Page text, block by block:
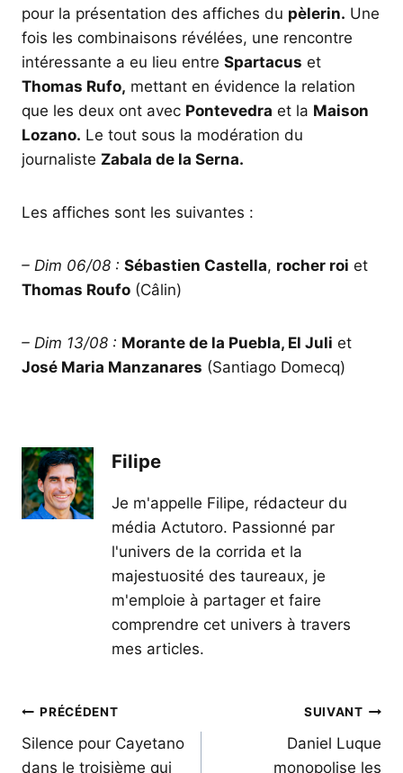
pour la présentation des affiches du pèlerin. Une
fois les combinaisons révélées, une rencontre
intéressante a eu lieu entre Spartacus et
Thomas Rufo, mettant en évidence la relation
que les deux ont avec Pontevedra et la Maison
Lozano. Le tout sous la modération du
journaliste Zabala de la Serna.
Les affiches sont les suivantes :
– Dim 06/08 : Sébastien Castella, rocher roi et
Thomas Roufo (Câlin)
– Dim 13/08 : Morante de la Puebla, El Juli et
José Maria Manzanares (Santiago Domecq)
Filipe
Je m'appelle Filipe, rédacteur du
média Actutoro. Passionné par
l'univers de la corrida et la
majestuosité des taureaux, je
m'emploie à partager et faire
comprendre cet univers à travers
mes articles.
Navigation
de
PRÉCÉDENT
Silence pour Cayetano
dans le troisième qui
SUIVANT
Daniel Luque
monopolise les